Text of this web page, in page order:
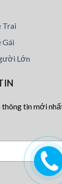
Trai
Gái
Lớn
tin mới